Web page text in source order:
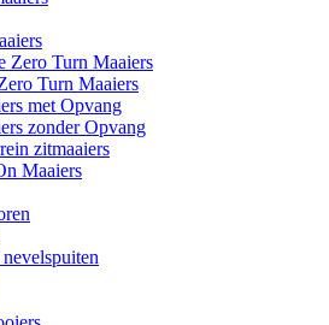
Zero Turn Maaiers
Turn Maaiers
met Opvang
zonder Opvang
zitmaaiers
Maaiers